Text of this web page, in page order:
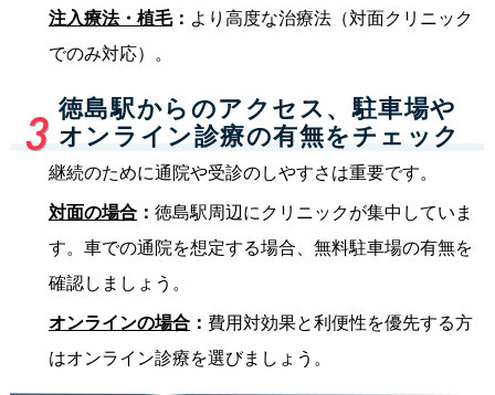
注入療法・植毛： より高度な治療法（対面クリニック
でのみ対応）。
徳島駅からのアクセス、駐車場や
オンライン診療の有無をチェック
継続のために通院や受診のしやすさは重要です。
対面の場合 ： 徳島駅周辺にクリニックが集中していま
す。車での通院を想定する場合、無料駐車場の有無を
確認しましょう。
オンラインの場合 ： 費用対効果と利便性を優先する方
はオンライン診療を選びましょう。